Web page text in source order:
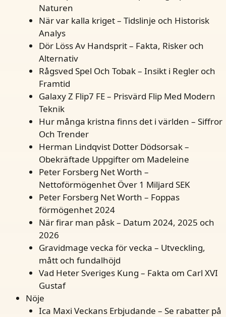
Naturen
När var kalla kriget – Tidslinje och Historisk
Analys
Dör Löss Av Handsprit – Fakta, Risker och
Alternativ
Rågsved Spel Och Tobak – Insikt i Regler och
Framtid
Galaxy Z Flip7 FE – Prisvärd Flip Med Modern
Teknik
Hur många kristna finns det i världen – Siffror
Och Trender
Herman Lindqvist Dotter Dödsorsak –
Obekräftade Uppgifter om Madeleine
Peter Forsberg Net Worth –
Nettoförmögenhet Över 1 Miljard SEK
Peter Forsberg Net Worth – Foppas
förmögenhet 2024
När firar man påsk – Datum 2024, 2025 och
2026
Gravidmage vecka för vecka – Utveckling,
mått och fundalhöjd
Vad Heter Sveriges Kung – Fakta om Carl XVI
Gustaf
Nöje
Ica Maxi Veckans Erbjudande – Se rabatter på